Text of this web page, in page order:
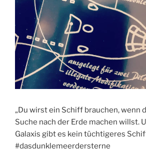
„Du wirst ein Schiff brauchen, wenn
Suche nach der Erde machen willst.
Galaxis gibt es kein tüchtigeres
#dasdunklemeerdersterne